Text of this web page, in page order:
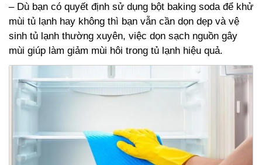
– Dù bạn có quyết định sử dụng bột baking soda để khử
mùi tủ lạnh hay không thì bạn vẫn cần dọn dẹp và vệ
sinh tủ lạnh thường xuyên, việc dọn sạch nguồn gây
mùi giúp làm giảm mùi hôi trong tủ lạnh hiệu quả.